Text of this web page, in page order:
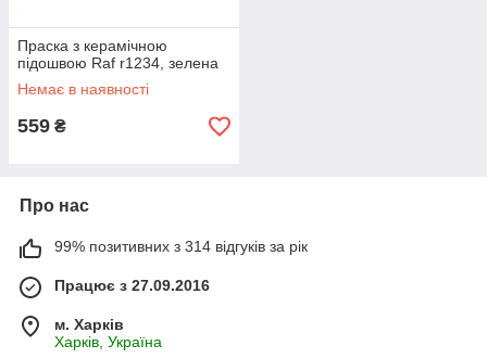
Праска з керамічною
підошвою Raf r1234, зелена
Немає в наявності
559 ₴
Про нас
99% позитивних з 314 відгуків за рік
Працює з 27.09.2016
м. Харків
Харків, Україна